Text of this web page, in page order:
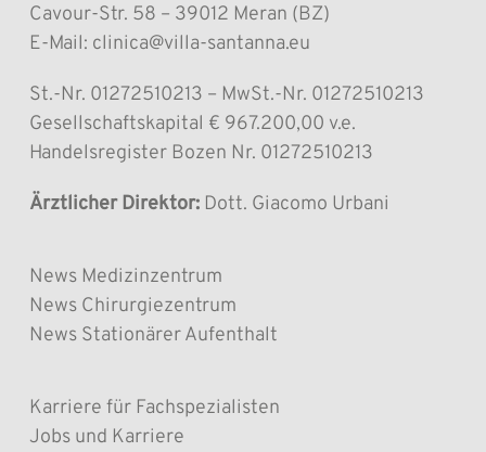
Cavour-Str. 58 – 39012 Meran (BZ)
E-Mail: clinica@villa-santanna.eu
St.-Nr. 01272510213 – MwSt.-Nr. 01272510213
Gesellschaftskapital € 967.200,00 v.e.
Handelsregister Bozen Nr. 01272510213
Ärztlicher Direktor:Dott. Giacomo Urbani
News Medizinzentrum
News Chirurgiezentrum
News Stationärer Aufenthalt
Karriere für Fachspezialisten
Jobs und Karriere